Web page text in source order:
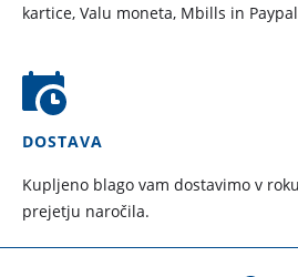
kartice, Valu moneta, Mbills in
DOSTAVA
Kupljeno blago vam dostavimo v roku
prejetju naročila.